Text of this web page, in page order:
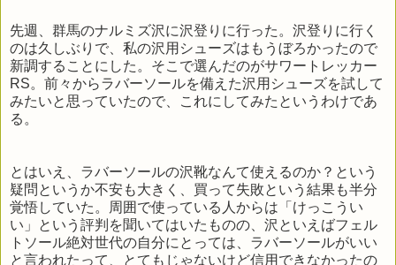
先週、群馬のナルミズ沢に沢登りに行った。沢登りに行く
のは久しぶりで、私の沢用シューズはもうぼろかったので
新調することにした。そこで選んだのがサワートレッカー
RS。前々からラバーソールを備えた沢用シューズを試して
みたいと思っていたので、これにしてみたというわけであ
る。
とはいえ、ラバーソールの沢靴なんて使えるのか？という
疑問というか不安も大きく、買って失敗という結果も半分
覚悟していた。周囲で使っている人からは「けっこうい
い」という評判を聞いてはいたものの、沢といえばフェル
トソール絶対世代の自分にとっては、ラバーソールがいい
と言われたって、とてもじゃないけど信用できなかったの